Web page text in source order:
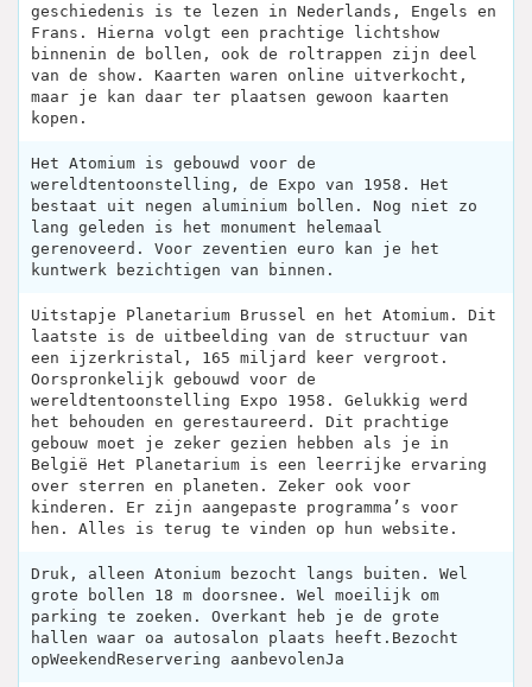
geschiedenis is te lezen in Nederlands, Engels en
Frans. Hierna volgt een prachtige lichtshow
binnenin de bollen, ook de roltrappen zijn deel
van de show. Kaarten waren online uitverkocht,
maar je kan daar ter plaatsen gewoon kaarten
kopen.
Het Atomium is gebouwd voor de
wereldtentoonstelling, de Expo van 1958. Het
bestaat uit negen aluminium bollen. Nog niet zo
lang geleden is het monument helemaal
gerenoveerd. Voor zeventien euro kan je het
kuntwerk bezichtigen van binnen.
Uitstapje Planetarium Brussel en het Atomium. Dit
laatste is de uitbeelding van de structuur van
een ijzerkristal, 165 miljard keer vergroot.
Oorspronkelijk gebouwd voor de
wereldtentoonstelling Expo 1958. Gelukkig werd
het behouden en gerestaureerd. Dit prachtige
gebouw moet je zeker gezien hebben als je in
België Het Planetarium is een leerrijke ervaring
over sterren en planeten. Zeker ook voor
kinderen. Er zijn aangepaste programma’s voor
hen. Alles is terug te vinden op hun website.
Druk, alleen Atonium bezocht langs buiten. Wel
grote bollen 18 m doorsnee. Wel moeilijk om
parking te zoeken. Overkant heb je de grote
hallen waar oa autosalon plaats heeft.Bezocht
opWeekendReservering aanbevolenJa